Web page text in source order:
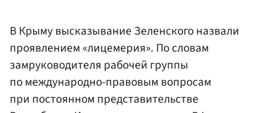
В Крыму высказывание Зеленского назвали
проявлением «лицемерия». По словам
замруководителя рабочей группы
по международно-правовым вопросам
при постоянном представительстве